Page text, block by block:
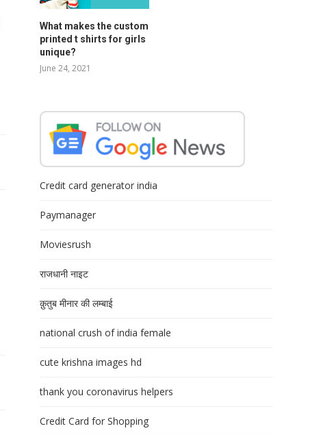
What makes the custom
printed t shirts for girls
unique?
June 24, 2021
Credit card generator india
Paymanager
Moviesrush
राजधानी नाइट
क़ुतुब मीनार की लम्बाई
national crush of india female
cute krishna images hd
thank you coronavirus helpers
Credit Card for Shopping